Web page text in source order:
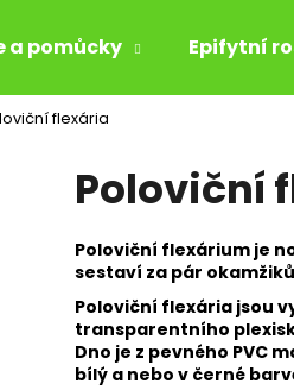
a pomůcky Epifytní
flexária
Poloviční
Poloviční flexárium je
sestaví za pár okamžiků
Poloviční flexária jsou
transparentního
Dno je z pevného PVC
bílý a nebo v černé
Co